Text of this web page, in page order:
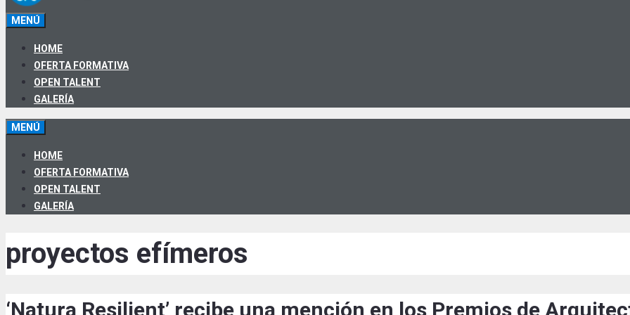
MENÚ
HOME
OFERTA FORMATIVA
OPEN TALENT
GALERÍA
MENÚ
HOME
OFERTA FORMATIVA
OPEN TALENT
GALERÍA
proyectos efímeros
‘Natura Resilient’ recibe una mención en los Premios de